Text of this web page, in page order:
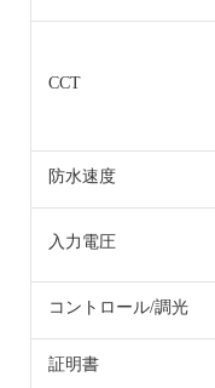
CCT
防水速度
入力電圧
コントロール/調光
証明書